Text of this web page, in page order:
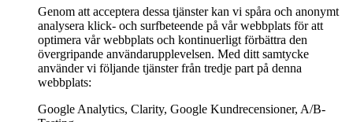
Genom att acceptera dessa tjänster kan vi spåra och anonymt
analysera klick- och surfbeteende på vår webbplats för att
optimera vår webbplats och kontinuerligt förbättra den
övergripande användarupplevelsen. Med ditt samtycke
använder vi följande tjänster från tredje part på denna
webbplats:
Google Analytics, Clarity, Google Kundrecensioner, A/B-